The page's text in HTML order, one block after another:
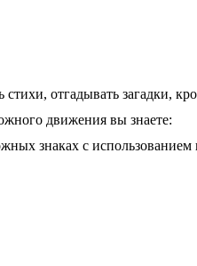
отгадывать загадки,
движения вы знаете:
знаках с